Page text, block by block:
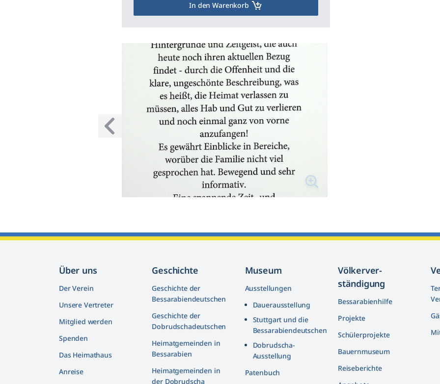
In den Warenkorb
Über uns
Der Verein
Unsere Vertreter
Mitglied werden
Spenden
Das Heimathaus
Anreise
Geschichte
Geschichte der
Bessarabiendeutschen
Geschichte der
Dobrudschadeutschen
Heimatgemeinden in
Bessarabien
Heimatgemeinden in
der Dobrudscha
Museum
Ausstellungen
Dauerausstellung
Stuttgart und die
Bessarabiendeutschen
Dobrudscha­-
Ausstellung
Patenbuch
Völkerver­
ständigung
Bessarabienhilfe
Projekte
Schülerprojekte
Bauernmuseum
Reiseberichte